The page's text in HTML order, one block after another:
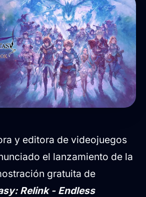
y editora de videojuegos
el lanzamiento de la
gratuita de
Relink - Endless